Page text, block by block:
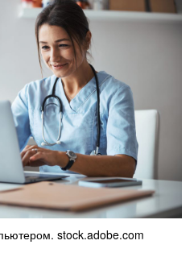
stock.adobe.com